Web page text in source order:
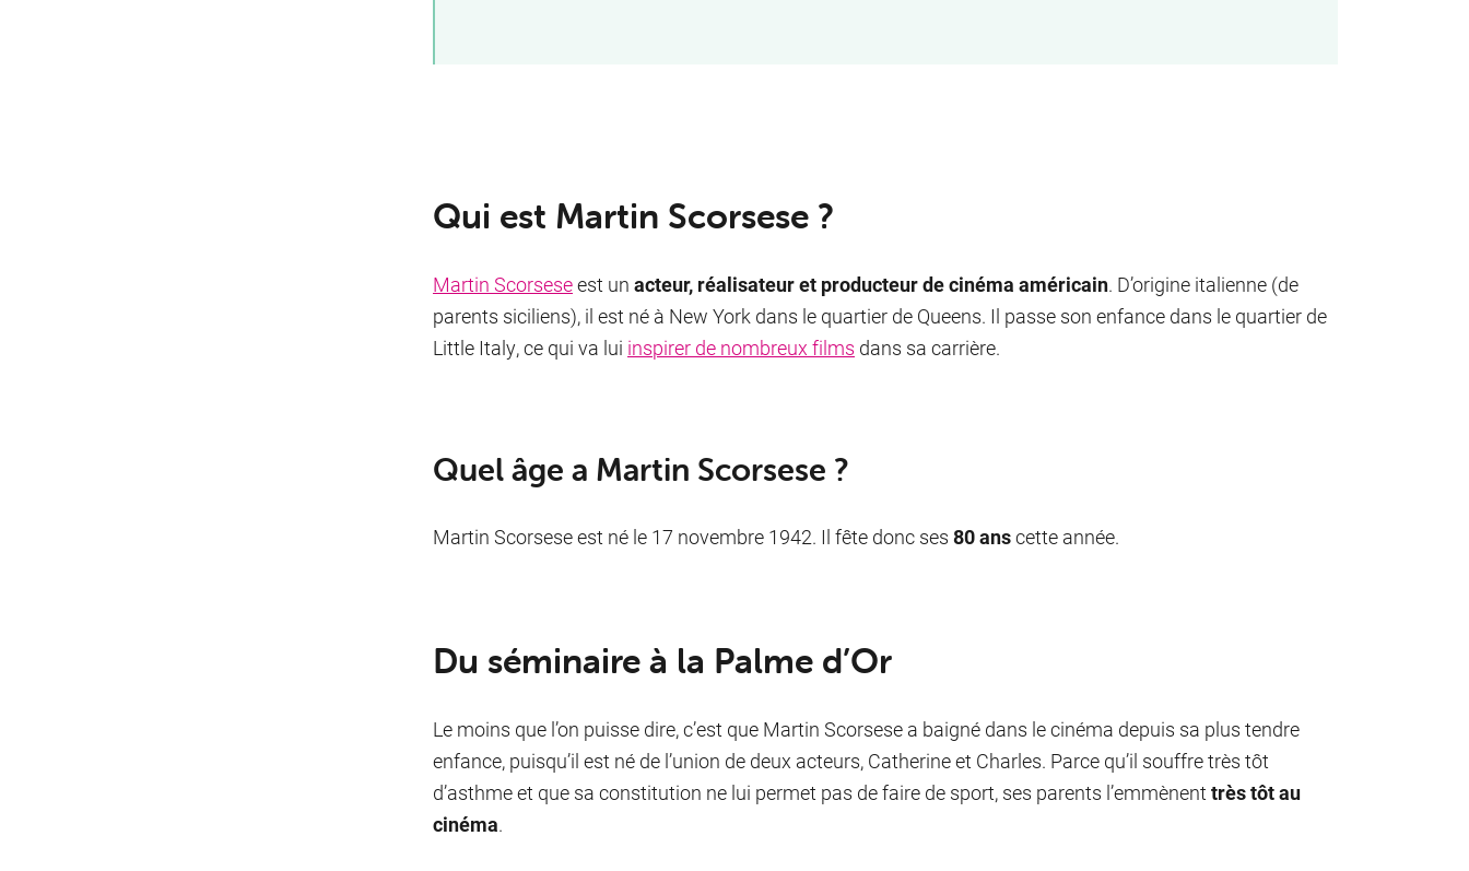
Qui est Martin Scorsese ?
Martin Scorseseest un acteur, réalisateur et producteur de cinéma américain. D’origine italienne (de
parents siciliens), il est né à New York dans le quartier de Queens. Il passe son enfance dans le quartier de
Little Italy, ce qui va lui inspirer de nombreux films dans sa carrière.
Quel âge a Martin Scorsese ?
Martin Scorsese est né le 17 novembre 1942. Il fête donc ses 80 anscette année.
Du séminaire à la Palme d’Or
Le moins que l’on puisse dire, c’est que Martin Scorsese a baigné dans le cinéma depuis sa plus tendre
enfance, puisqu’il est né de l’union de deux acteurs, Catherine et Charles. Parce qu’il souffre très tôt
d’asthme et que sa constitution ne lui permet pas de faire de sport, ses parents l’emmènenttrès tôt au
cinéma.